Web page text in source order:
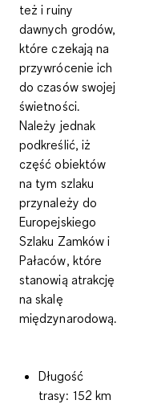
też i ruiny
dawnych grodów,
które czekają na
przywrócenie ich
do czasów swojej
świetności.
Należy jednak
podkreślić, iż
część obiektów
na tym szlaku
przynależy do
Europejskiego
Szlaku Zamków i
Pałaców, które
stanowią atrakcję
na skalę
międzynarodową.
Długość
trasy: 152 km